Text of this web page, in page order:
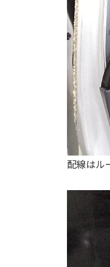
配線はル